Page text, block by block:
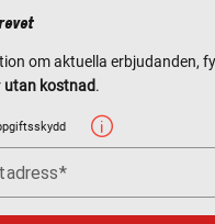
om aktuella erbjudanden,
utan kostnad.